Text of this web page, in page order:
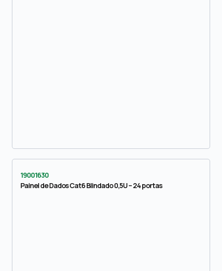
19001630
Painel de Dados Cat6 Blindado 0,5U – 24 portas